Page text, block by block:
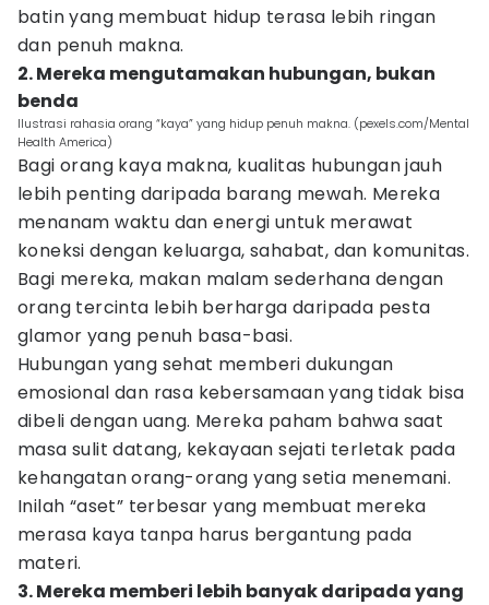
batin yang membuat hidup terasa lebih ringan
dan penuh makna.
2. Mereka mengutamakan hubungan, bukan
benda
Ilustrasi rahasia orang “kaya” yang hidup penuh makna. (pexels.com/Mental
Health America)
Bagi orang kaya makna, kualitas hubungan jauh
lebih penting daripada barang mewah. Mereka
menanam waktu dan energi untuk merawat
koneksi dengan keluarga, sahabat, dan komunitas.
Bagi mereka, makan malam sederhana dengan
orang tercinta lebih berharga daripada pesta
glamor yang penuh basa-basi.
Hubungan yang sehat memberi dukungan
emosional dan rasa kebersamaan yang tidak bisa
dibeli dengan uang. Mereka paham bahwa saat
masa sulit datang, kekayaan sejati terletak pada
kehangatan orang-orang yang setia menemani.
Inilah “aset” terbesar yang membuat mereka
merasa kaya tanpa harus bergantung pada
materi.
3. Mereka memberi lebih banyak daripada yang